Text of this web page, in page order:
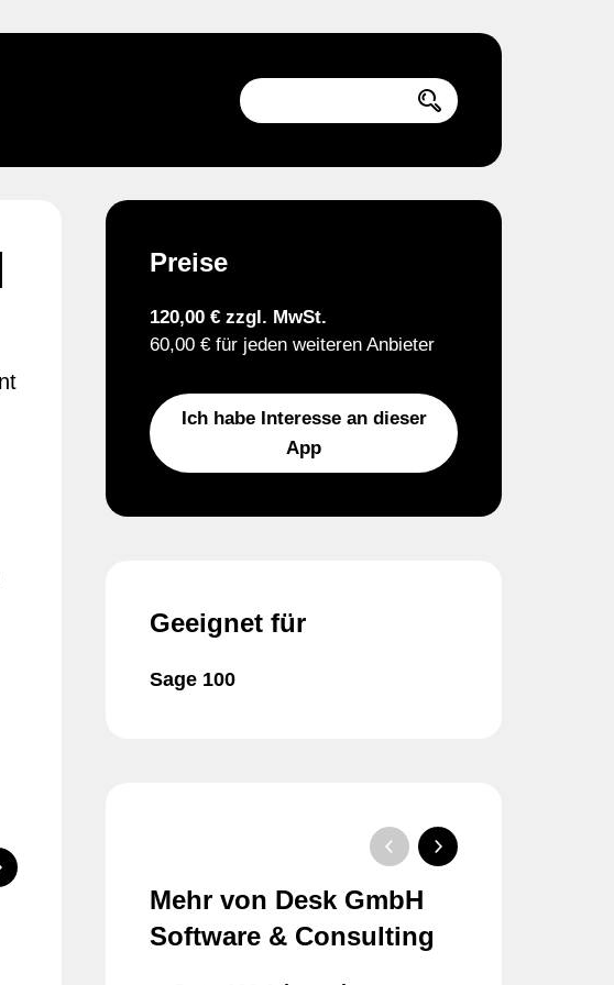
Preise
120,00 € zzgl. MwSt.
60,00 € für jeden weiteren Anbieter
Ich habe Interesse an dieser
App
Geeignet für
Sage 100
Mehr von Desk GmbH
Software & Consulting